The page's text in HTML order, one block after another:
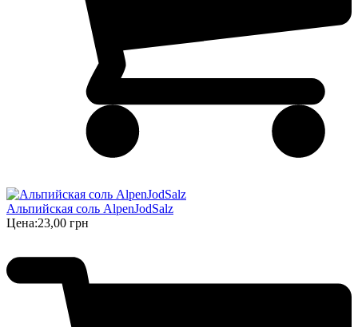
Альпийская соль AlpenJodSalz
Цена:23,00 грн